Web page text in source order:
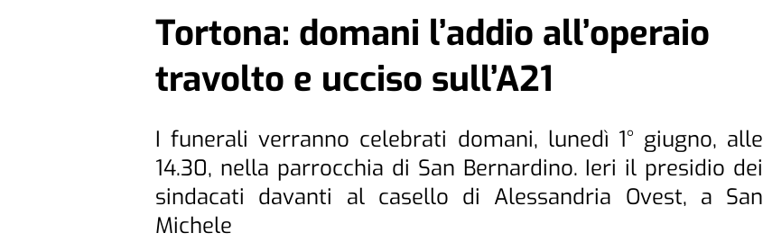
Tortona: domani l’addio all’operaio
travolto e ucciso sull’A21
I funerali verranno celebrati domani, lunedì 1° giugno, alle
14.30, nella parrocchia di San Bernardino. Ieri il presidio dei
sindacati davanti al casello di Alessandria Ovest, a San
Michele